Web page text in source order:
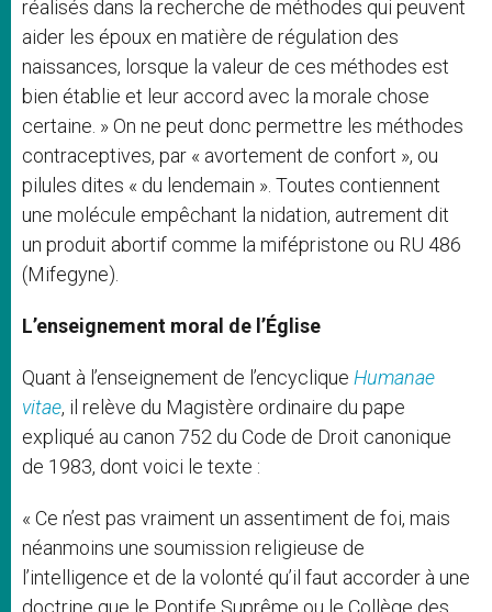
réalisés dans la recherche de méthodes qui peuvent
aider les époux en matière de régulation des
naissances, lorsque la valeur de ces méthodes est
bien établie et leur accord avec la morale chose
certaine. » On ne peut donc permettre les méthodes
contraceptives, par « avortement de confort », ou
pilules dites « du lendemain ». Toutes contiennent
une molécule empêchant la nidation, autrement dit
un produit abortif comme la mifépristone ou RU 486
(Mifegyne).
L’enseignement moral de l’Église
Quant à l’enseignement de l’encyclique Humanae
vitae, il relève du Magistère ordinaire du pape
expliqué au canon 752 du Code de Droit canonique
de 1983, dont voici le texte :
« Ce n’est pas vraiment un assentiment de foi, mais
néanmoins une soumission religieuse de
l’intelligence et de la volonté qu’il faut accorder à une